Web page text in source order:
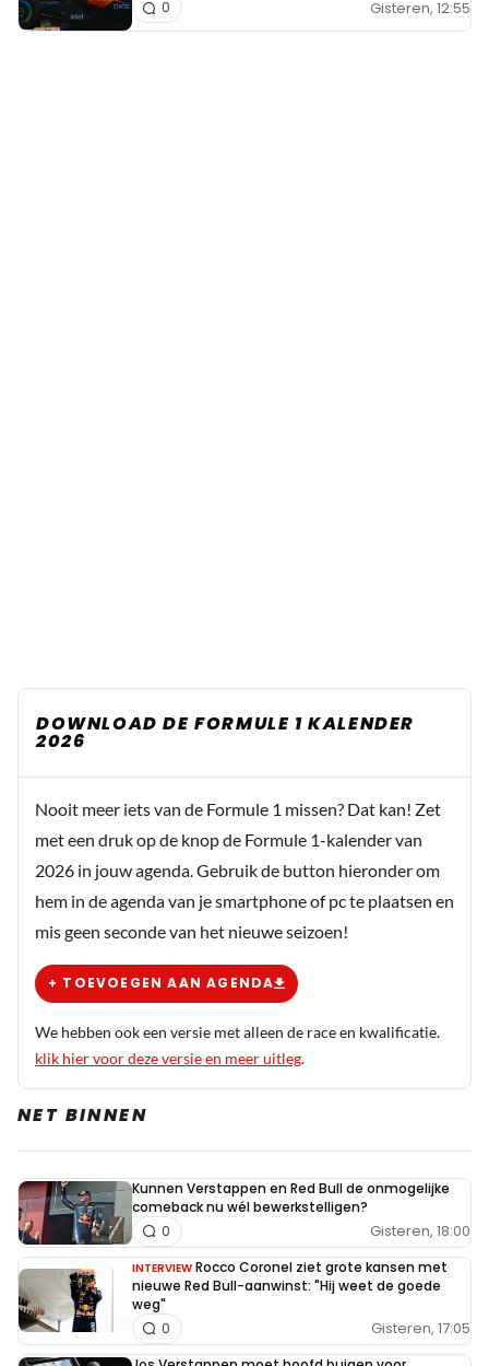
Gisteren, 12:55
0
DOWNLOAD DE FORMULE 1 KALENDER
2026
Nooit meer iets van de Formule 1 missen? Dat kan! Zet
met een druk op de knop de Formule 1-kalender van
2026 in jouw agenda. Gebruik de button hieronder om
hem in de agenda van je smartphone of pc te plaatsen en
mis geen seconde van het nieuwe seizoen!
+ TOEVOEGEN AAN AGENDA
We hebben ook een versie met alleen de race en kwalificatie.
klik hier voor deze versie en meer uitleg.
NET BINNEN
Kunnen Verstappen en Red Bull de onmogelijke
comeback nu wél bewerkstelligen?
Gisteren, 18:00
0
INTERVIEW Rocco Coronel ziet grote kansen met
nieuwe Red Bull-aanwinst: "Hij weet de goede
weg"
Gisteren, 17:05
0